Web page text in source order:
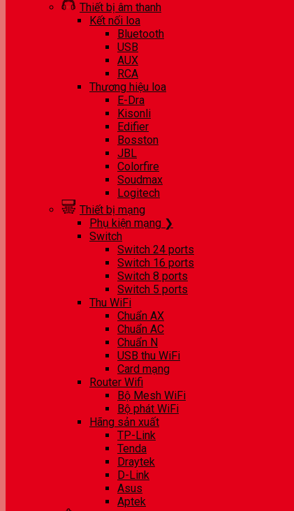
Thiết bị âm thanh
Kết nối loa
Bluetooth
USB
AUX
RCA
Thương hiệu loa
E-Dra
Kisonli
Edifier
Bosston
JBL
Colorfire
Soudmax
Logitech
Thiết bị mạng
Phụ kiện mạng ❯
Switch
Switch 24 ports
Switch 16 ports
Switch 8 ports
Switch 5 ports
Thu WiFi
Chuẩn AX
Chuẩn AC
Chuẩn N
USB thu WiFi
Card mạng
Router Wifi
Bộ Mesh WiFi
Bộ phát WiFi
Hãng sản xuất
TP-Link
Tenda
Draytek
D-Link
Asus
Aptek